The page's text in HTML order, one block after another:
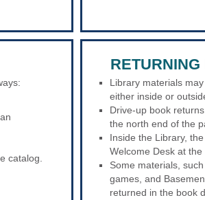
catalog.
Library materials
either inside or
Drive-up book
the north end of the
Inside the Library,
Welcome Desk at the
Some materials,
games, and
returned in the book